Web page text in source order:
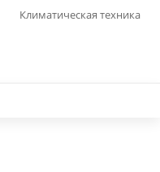
Климатическая техника